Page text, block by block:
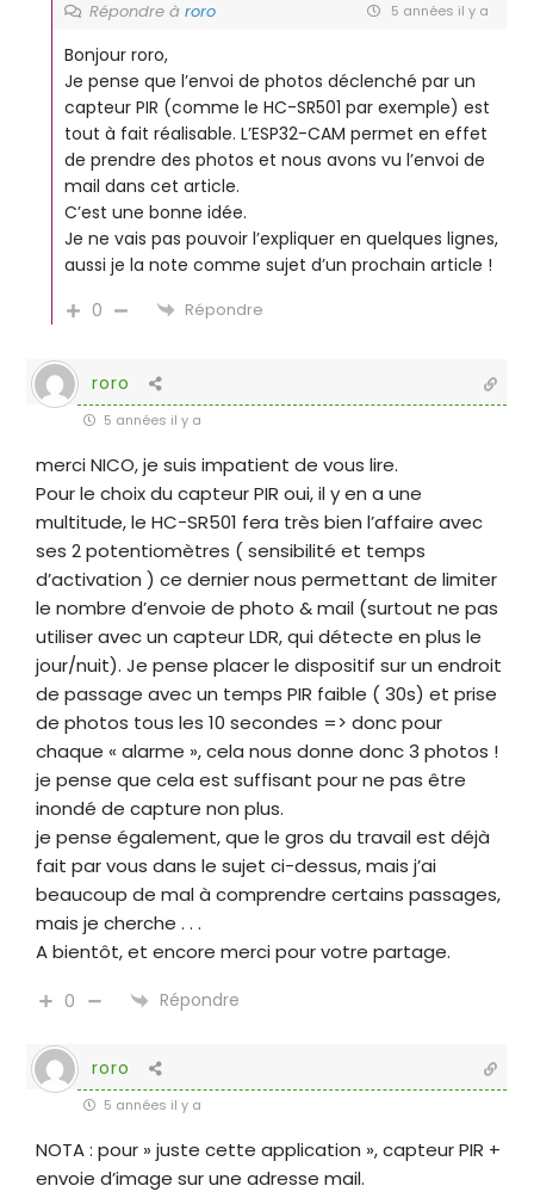
Répondre àroro 5 années il y a
Bonjour roro,
Je pense que l’envoi de photos déclenché par un
capteur PIR (comme le HC-SR501 par exemple) est
tout à fait réalisable. L’ESP32-CAM permet en effet
de prendre des photos et nous avons vu l’envoi de
mail dans cet article.
C’est une bonne idée.
Je ne vais pas pouvoir l’expliquer en quelques lignes,
aussi je la note comme sujet d’un prochain article !
0
Répondre
roro
5 années il y a
merci NICO, je suis impatient de vous lire.
Pour le choix du capteur PIR oui, il y en a une
multitude, le HC-SR501 fera très bien l’affaire avec
ses 2 potentiomètres ( sensibilité et temps
d’activation ) ce dernier nous permettant de limiter
le nombre d’envoie de photo & mail (surtout ne pas
utiliser avec un capteur LDR, qui détecte en plus le
jour/nuit). Je pense placer le dispositif sur un endroit
de passage avec un temps PIR faible ( 30s) et prise
de photos tous les 10 secondes => donc pour
chaque « alarme », cela nous donne donc 3 photos !
je pense que cela est suffisant pour ne pas être
inondé de capture non plus.
je pense également, que le gros du travail est déjà
fait par vous dans le sujet ci-dessus, mais j’ai
beaucoup de mal à comprendre certains passages,
mais je cherche . . .
A bientôt, et encore merci pour votre partage.
0 Répondre
roro
5 années il y a
NOTA : pour » juste cette application », capteur PIR +
envoie d’image sur une adresse mail.